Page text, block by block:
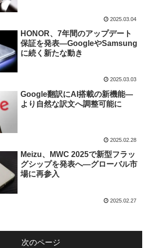
2025.03.04
HONOR、7年間のアップデート
保証を発表—GoogleやSamsung
に続く新たな動き
2025.03.03
Google翻訳にAI搭載の新機能—
より自然な訳文へ調整可能に
2025.02.28
Meizu、MWC 2025で新型フラッ
グシップを発表へ—グローバル市
場に再参入
2025.02.27
次のページ